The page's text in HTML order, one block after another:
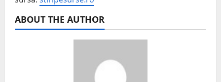
ABOUT THE AUTHOR